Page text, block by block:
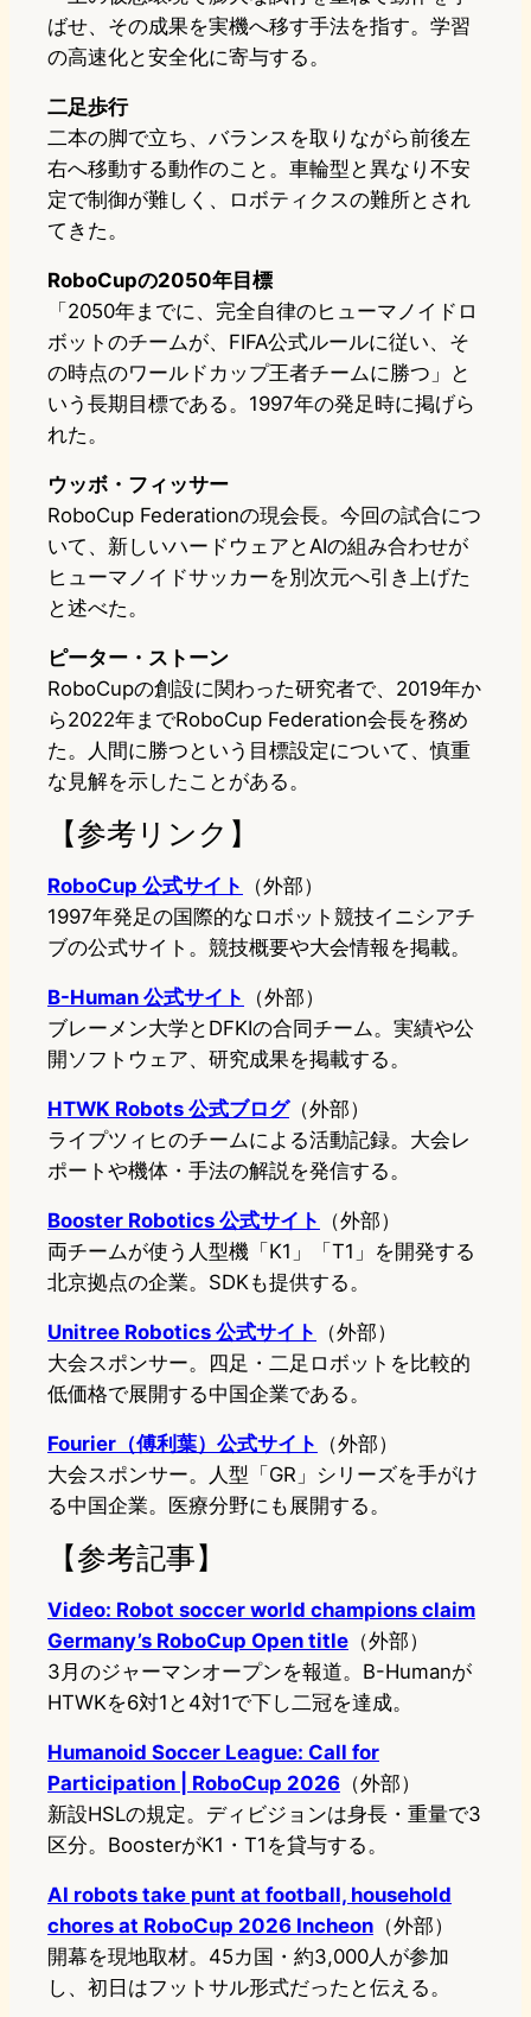
ばせ、その成果を実機へ移す手法を指す。学習
の高速化と安全化に寄与する。
二足歩行
二本の脚で立ち、バランスを取りながら前後左
右へ移動する動作のこと。車輪型と異なり不安
定で制御が難しく、ロボティクスの難所とされ
てきた。
RoboCupの2050年目標
「2050年までに、完全自律のヒューマノイドロ
ボットのチームが、FIFA公式ルールに従い、そ
の時点のワールドカップ王者チームに勝つ」と
いう長期目標である。1997年の発足時に掲げら
れた。
ウッボ・フィッサー
RoboCup Federationの現会長。今回の試合につ
いて、新しいハードウェアとAIの組み合わせが
ヒューマノイドサッカーを別次元へ引き上げた
と述べた。
ピーター・ストーン
RoboCupの創設に関わった研究者で、2019年か
ら2022年までRoboCup Federation会長を務め
た。人間に勝つという目標設定について、慎重
な見解を示したことがある。
【参考リンク】
RoboCup 公式サイト
（外部）
1997年発足の国際的なロボット競技イニシアチ
ブの公式サイト。競技概要や大会情報を掲載。
B-Human 公式サイト
（外部）
ブレーメン大学とDFKIの合同チーム。実績や公
開ソフトウェア、研究成果を掲載する。
HTWK Robots 公式ブログ（外部）
ライプツィヒのチームによる活動記録。大会レ
ポートや機体・手法の解説を発信する。
Booster Robotics 公式サイト
（外部）
両チームが使う人型機「K1」「T1」を開発する
北京拠点の企業。SDKも提供する。
Unitree Robotics 公式サイト
（外部）
大会スポンサー。四足・二足ロボットを比較的
低価格で展開する中国企業である。
Fourier（傅利葉）公式サイト
（外部）
大会スポンサー。人型「GR」シリーズを手がけ
る中国企業。医療分野にも展開する。
【参考記事】
Video: Robot soccer world champions claim
Germany’s RoboCup Open title （外部）
3月のジャーマンオープンを報道。B-Humanが
HTWKを6対1と4対1で下し二冠を達成。
Humanoid Soccer League: Call for
Participation | RoboCup 2026 （外部）
新設HSLの規定。ディビジョンは身長・重量で3
区分。BoosterがK1・T1を貸与する。
AI robots take punt at football, household
chores at RoboCup 2026 Incheon （外部）
開幕を現地取材。45カ国・約3,000人が参加
し、初日はフットサル形式だったと伝える。